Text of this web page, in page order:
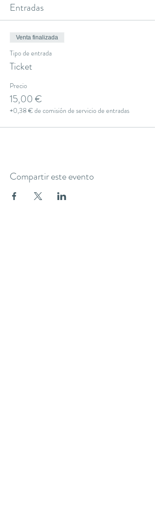
Entradas
Venta finalizada
Tipo de entrada
Ticket
Precio
15,00 €
+0,38 € de comisión de servicio de entradas
Compartir este evento